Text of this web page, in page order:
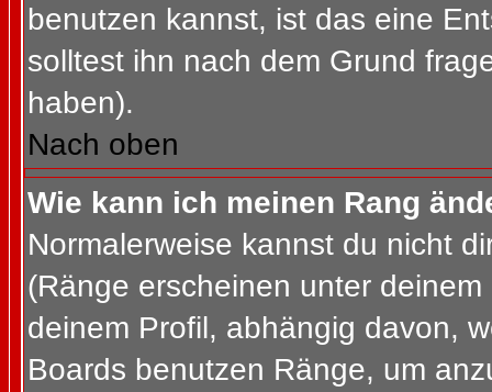
benutzen kannst, ist das eine
solltest ihn nach dem Grund
haben).
Nach oben
Wie kann ich meinen Rang
Normalerweise kannst du nicht
(Ränge erscheinen unter
deinem Profil, abhängig davon,
Boards benutzen Ränge, um